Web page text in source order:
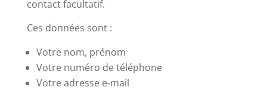
contact facultatif.
Ces données sont :
Votre nom, prénom
Votre numéro de téléphone
Votre adresse e-mail